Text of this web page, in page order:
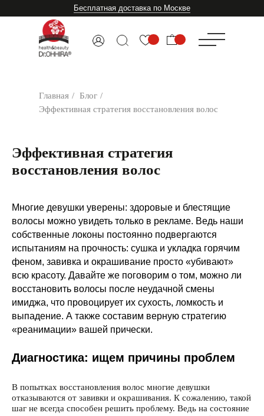
Бесплатная доставка по Москве
Главная / Блог /
Эффективная стратегия восстановления волос
Эффективная стратегия
восстановления волос
Многие девушки уверены: здоровые и блестящие
волосы можно увидеть только в рекламе. Ведь наши
собственные локоны постоянно подвергаются
испытаниям на прочность: сушка и укладка горячим
феном, завивка и окрашивание просто «убивают»
всю красоту. Давайте же поговорим о том, можно ли
восстановить волосы после неудачной смены
имиджа, что провоцирует их сухость, ломкость и
выпадение. А также составим верную стратегию
«реанимации» вашей прически.
Диагностика: ищем причины проблем
В попытках восстановления волос многие девушки
отказываются от завивки и окрашивания. К сожалению, такой
шаг не всегда способен решить проблему. Ведь на состояние